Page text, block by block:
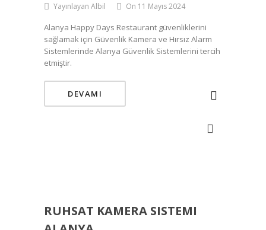
Yayınlayan Albil On 11 Mayıs 2024
Alanya Happy Days Restaurant güvenliklerini
sağlamak için Güvenlik Kamera ve Hırsız Alarm
Sistemlerinde Alanya Güvenlik Sistemlerini tercih
etmiştir.
DEVAMI
RUHSAT KAMERA SISTEMI